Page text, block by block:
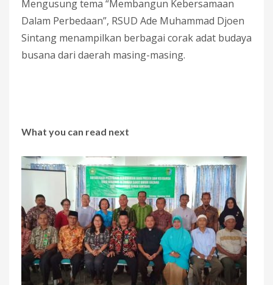
Mengusung tema “Membangun Kebersamaan
Dalam Perbedaan”, RSUD Ade Muhammad Djoen
Sintang menampilkan berbagai corak adat budaya
busana dari daerah masing-masing.
What you can read next